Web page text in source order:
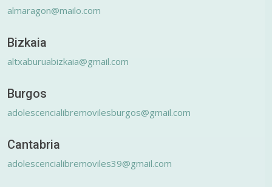
almaragon@mailo.com
Bizkaia
altxaburuabizkaia@gmail.com
Burgos
adolescencialibremovilesburgos@gmail.com
Cantabria
adolescencialibremoviles39@gmail.com